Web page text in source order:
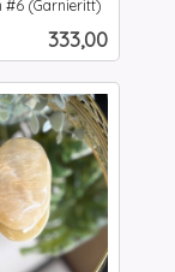
#6 (Garnieritt)
Pris
333,00